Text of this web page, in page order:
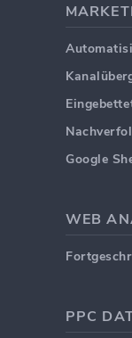
Google
WEB
PPC